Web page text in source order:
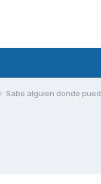
Sabe alguien donde